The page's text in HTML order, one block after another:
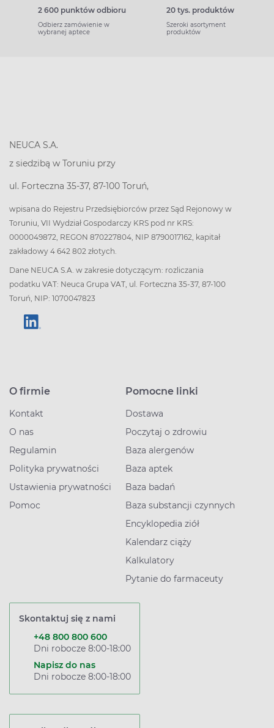
2 600 punktów odbioru
Odbierz zamówienie w
wybranej aptece
20 tys. produktów
Szeroki asortyment
produktów
NEUCA S.A.
z siedzibą w Toruniu przy
ul. Forteczna 35-37, 87-100 Toruń,
wpisana do Rejestru Przedsiębiorców przez Sąd Rejonowy w
Toruniu, VII Wydział Gospodarczy KRS pod nr KRS:
0000049872, REGON 870227804, NIP 8790017162, kapitał
zakładowy 4 642 802 złotych.
Dane NEUCA S.A. w zakresie dotyczącym: rozliczania
podatku VAT: Neuca Grupa VAT, ul. Forteczna 35-37, 87-100
Toruń, NIP: 1070047823
O firmie
Kontakt
O nas
Regulamin
Polityka prywatności
Ustawienia prywatności
Pomoc
Pomocne linki
Dostawa
Poczytaj o zdrowiu
Baza alergenów
Baza aptek
Baza badań
Baza substancji czynnych
Encyklopedia ziół
Kalendarz ciąży
Kalkulatory
Pytanie do farmaceuty
Skontaktuj się z nami
+48 800 800 600
Dni robocze 8:00-18:00
Napisz do nas
Dni robocze 8:00-18:00